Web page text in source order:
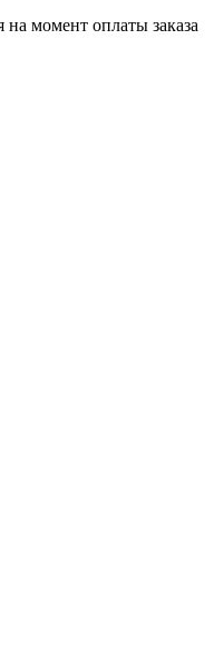
на момент оплаты заказа